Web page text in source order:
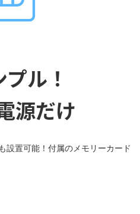
ル！
源だけ
設置可能！付属のメモリーカード